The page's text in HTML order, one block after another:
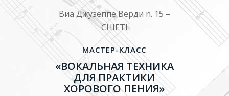
Виа Джузеппе Верди n. 15 –
CHIETI
МАСТЕР-КЛАСС
«ВОКАЛЬНАЯ ТЕХНИКА
ДЛЯ ПРАКТИКИ
ХОРОВОГО ПЕНИЯ»